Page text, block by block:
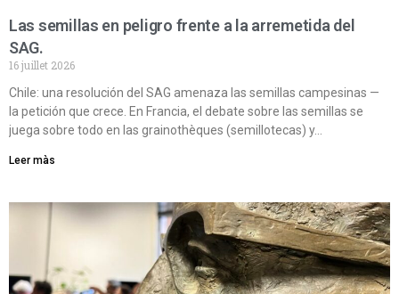
Las semillas en peligro frente a la arremetida del
SAG.
16 juillet 2026
Chile: una resolución del SAG amenaza las semillas campesinas —
la petición que crece. En Francia, el debate sobre las semillas se
juega sobre todo en las grainothèques (semillotecas) y…
Leer màs